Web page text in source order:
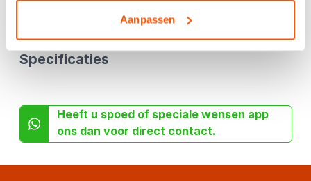
Aanpassen
Specificaties
Heeft u spoed of speciale wensen app
ons dan voor direct contact.